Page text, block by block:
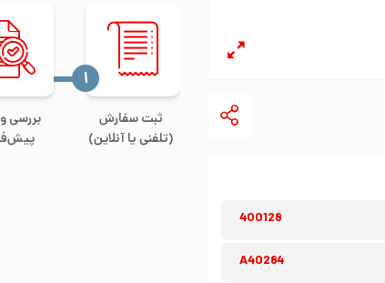
400128
A40284
ثبت سفارش
(تلفنی یا آنلاین)
‍۱
بررسی